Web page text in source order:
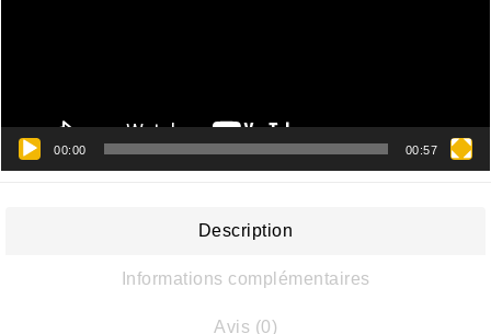
00:00 00:57
Description
Informations complémentaires
Avis (0)